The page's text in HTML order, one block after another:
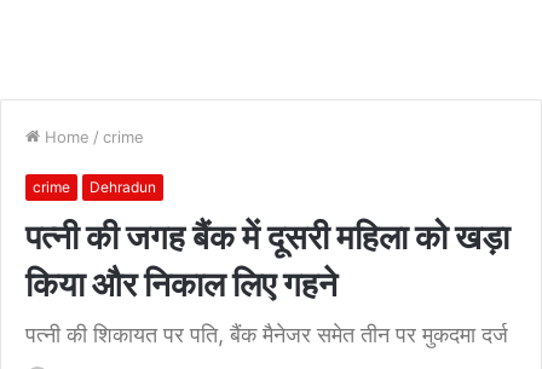
Home / crime
crime Dehradun
पत्नी की जगह बैंक में दूसरी महिला को खड़ा
किया और निकाल लिए गहने
पत्नी की शिकायत पर पति, बैंक मैनेजर समेत तीन पर मुकदमा दर्ज